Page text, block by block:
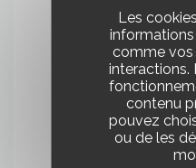
Les
informations
comme vos
interactions.
contenu
pouvez
ou de les